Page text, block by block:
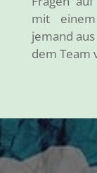
mit
jemand
dem Team